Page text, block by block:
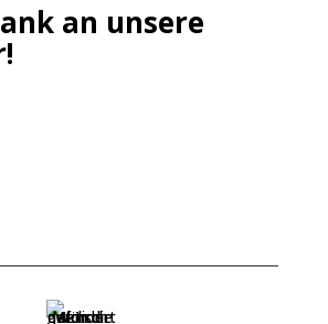
an unsere